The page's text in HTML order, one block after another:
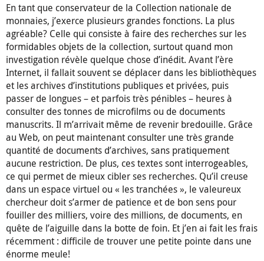
En tant que conservateur de la Collection nationale de
monnaies, j’exerce plusieurs grandes fonctions. La plus
agréable? Celle qui consiste à faire des recherches sur les
formidables objets de la collection, surtout quand mon
investigation révèle quelque chose d’inédit. Avant l’ère
Internet, il fallait souvent se déplacer dans les bibliothèques
et les archives d’institutions publiques et privées, puis
passer de longues – et parfois très pénibles – heures à
consulter des tonnes de microfilms ou de documents
manuscrits. Il m’arrivait même de revenir bredouille. Grâce
au Web, on peut maintenant consulter une très grande
quantité de documents d’archives, sans pratiquement
aucune restriction. De plus, ces textes sont interrogeables,
ce qui permet de mieux cibler ses recherches. Qu’il creuse
dans un espace virtuel ou « les tranchées », le valeureux
chercheur doit s’armer de patience et de bon sens pour
fouiller des milliers, voire des millions, de documents, en
quête de l’aiguille dans la botte de foin. Et j’en ai fait les frais
récemment : difficile de trouver une petite pointe dans une
énorme meule!